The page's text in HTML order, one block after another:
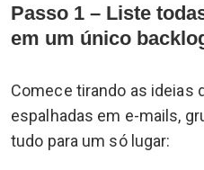
Passo 1 – Liste
em um único
Comece tirando as ideias
espalhadas em e-mails,
tudo para um só lugar: